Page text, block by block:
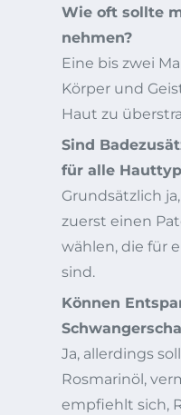
Wie oft sollte
nehmen?
Eine bis zwei
Körper und
Haut zu
Sind
für alle
Grundsätzlich
zuerst einen
wählen, die für
sind.
Können
Ja, allerdings
Rosmarinöl,
empfiehlt sich,